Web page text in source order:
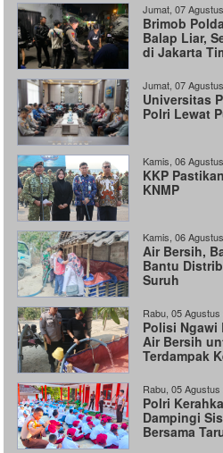
Jumat, 07
Brimob
Balap Liar,
di Jakarta
Jumat, 07
Universitas
Polri Lewat
Kamis, 06
KKP
KNMP
Kamis, 06
Air Bersih,
Bantu
Suruh
Rabu, 05 Agustus
Polisi Ngawi
Air Bersih
Terdampak
Rabu, 05 Agustus
Polri
Dampingi
Bersama